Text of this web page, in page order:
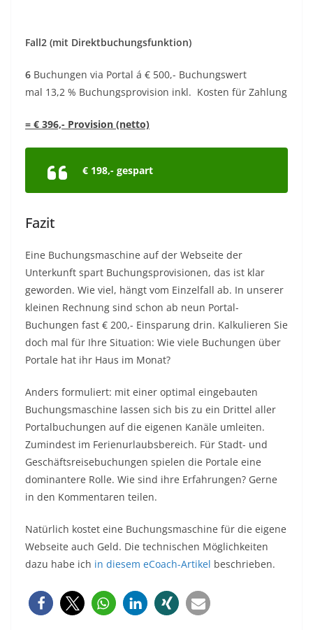
Fall2 (mit Direktbuchungsfunktion)
6 Buchungen via Portal á € 500,- Buchungswert
mal 13,2 % Buchungsprovision inkl. Kosten für Zahlung
= € 396,- Provision (netto)
€ 198,- gespart
Fazit
Eine Buchungsmaschine auf der Webseite der
Unterkunft spart Buchungsprovisionen, das ist klar
geworden. Wie viel, hängt vom Einzelfall ab. In unserer
kleinen Rechnung sind schon ab neun Portal-
Buchungen fast € 200,- Einsparung drin. Kalkulieren Sie
doch mal für Ihre Situation: Wie viele Buchungen über
Portale hat ihr Haus im Monat?
Anders formuliert: mit einer optimal eingebauten
Buchungsmaschine lassen sich bis zu ein Drittel aller
Portalbuchungen auf die eigenen Kanäle umleiten.
Zumindest im Ferienurlaubsbereich. Für Stadt- und
Geschäftsreisebuchungen spielen die Portale eine
dominantere Rolle. Wie sind ihre Erfahrungen? Gerne
in den Kommentaren teilen.
Natürlich kostet eine Buchungsmaschine für die eigene
Webseite auch Geld. Die technischen Möglichkeiten
dazu habe ich in diesem eCoach-Artikel beschrieben.